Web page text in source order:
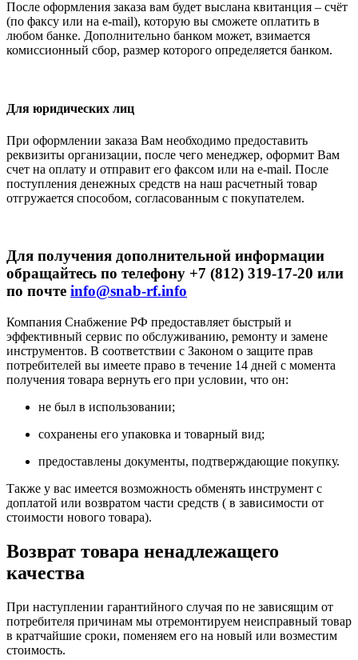
После оформления заказа вам будет выслана квитанция – счёт
(по факсу или на e-mail), которую вы сможете оплатить в
любом банке. Дополнительно банком может, взимается
комиссионный сбор, размер которого определяется банком.
Для юридических лиц
При оформлении заказа Вам необходимо предоставить
реквизиты организации, после чего менеджер, оформит Вам
счет на оплату и отправит его факсом или на e-mail. После
поступления денежных средств на наш расчетный товар
отгружается способом, согласованным с покупателем.
Для получения дополнительной информации
обращайтесь по телефону +7 (812) 319-17-20 или
по почте info@snab-rf.info
Компания Снабжение РФ предоставляет быстрый и
эффективный сервис по обслуживанию, ремонту и замене
инструментов. В соответствии с Законом о защите прав
потребителей вы имеете право в течение 14 дней с момента
получения товара вернуть его при условии, что он:
не был в использовании;
сохранены его упаковка и товарный вид;
предоставлены документы, подтверждающие покупку.
Также у вас имеется возможность обменять инструмент с
доплатой или возвратом части средств ( в зависимости от
стоимости нового товара).
Возврат товара ненадлежащего
качества
При наступлении гарантийного случая по не зависящим от
потребителя причинам мы отремонтируем неисправный товар
в кратчайшие сроки, поменяем его на новый или возместим
стоимость.